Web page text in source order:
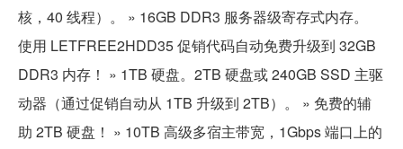
核，40 线程）。 » 16GB DDR3 服务器级寄存式内存。
使用 LETFREE2HDD35 促销代码自动免费升级到 32GB
DDR3 内存！ » 1TB 硬盘。2TB 硬盘或 240GB SSD 主驱
动器（通过促销自动从 1TB 升级到 2TB）。 » 免费的辅
助 2TB 硬盘！ » 10TB 高级多宿主带宽，1Gbps 端口上的